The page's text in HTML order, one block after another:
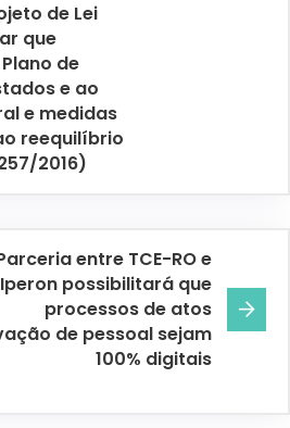
de Lei
que
de
e ao
e medidas
reequilíbrio
2016)
entre TCE-RO e
Iperon possibilitará que
processos de atos
de pessoal sejam
100% digitais